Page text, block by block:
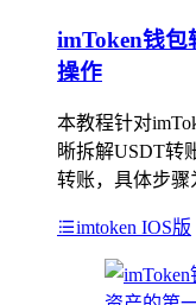
imToken钱包
操作
本教程针对
晰拆解USDT转
转账，具体步骤
imtoken IOS版